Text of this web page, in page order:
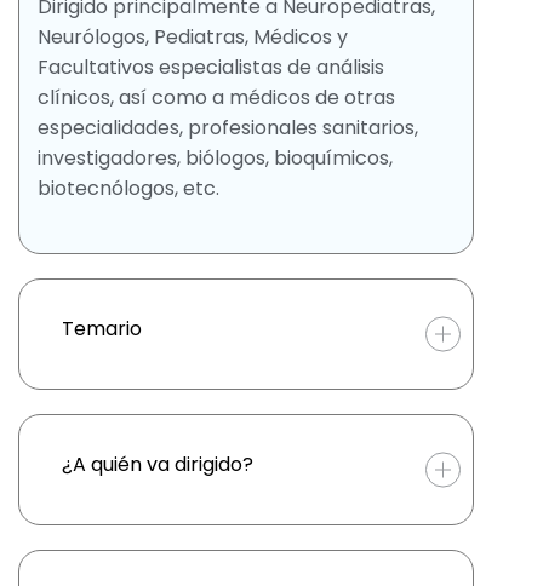
Dirigido principalmente a Neuropediatras,
Neurólogos, Pediatras, Médicos y
Facultativos especialistas de análisis
clínicos, así como a médicos de otras
especialidades, profesionales sanitarios,
investigadores, biólogos, bioquímicos,
biotecnólogos, etc.
Temario
¿A quién va dirigido?